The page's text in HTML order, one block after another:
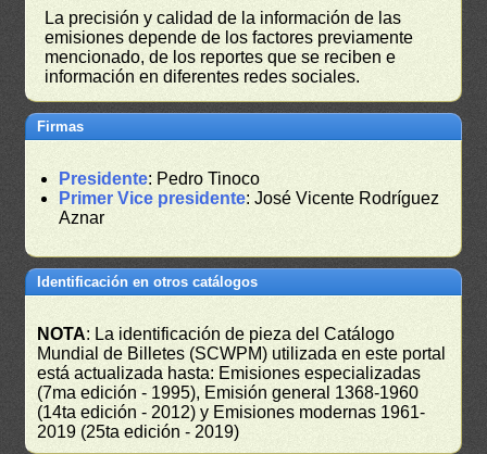
La precisión y calidad de la información de las
emisiones depende de los factores previamente
mencionado, de los reportes que se reciben e
información en diferentes redes sociales.
Firmas
Presidente: Pedro Tinoco
Primer Vice presidente: José Vicente Rodríguez
Aznar
Identificación en otros catálogos
NOTA: La identificación de pieza del Catálogo
Mundial de Billetes (SCWPM) utilizada en este portal
está actualizada hasta: Emisiones especializadas
(7ma edición - 1995), Emisión general 1368-1960
(14ta edición - 2012) y Emisiones modernas 1961-
2019 (25ta edición - 2019)